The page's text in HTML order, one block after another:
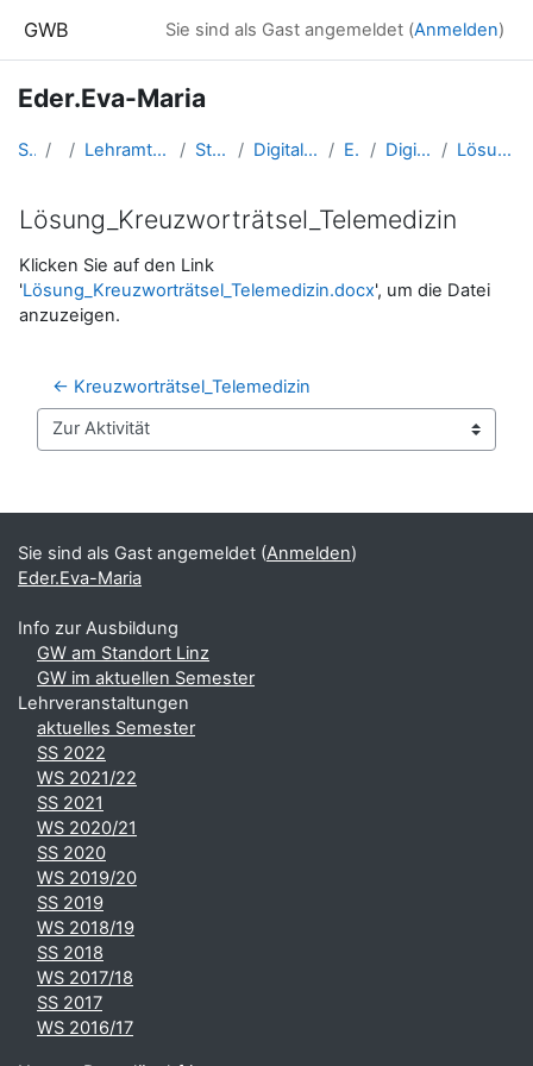
GWB Sie sind als Gast angemeldet (Anmelden)
Eder.Eva-Maria
Startseite Kurse Lehramtsausbildung GW im Cluster Österreich Mitte Studentische Lernkurse Digitale Grundbildung - Salzburg, SS 2019 Eder.Eva-Maria Digitalisierung im Pflegebereich Lösung_Kreuzworträtsel_Telemedizin
Lösung_Kreuzworträtsel_Telemedizin
Abschlussbedingungen
Klicken Sie auf den Link
'Lösung_Kreuzworträtsel_Telemedizin.docx', um die Datei
anzuzeigen.
← Kreuzworträtsel_Telemedizin
Zur Aktivität
Ergänzungsblöcke
Sie sind als Gast angemeldet (Anmelden)
Eder.Eva-Maria
Info zur Ausbildung
GW am Standort Linz
GW im aktuellen Semester
Lehrveranstaltungen
aktuelles Semester
SS 2022
WS 2021/22
SS 2021
WS 2020/21
SS 2020
WS 2019/20
SS 2019
WS 2018/19
SS 2018
WS 2017/18
SS 2017
WS 2016/17